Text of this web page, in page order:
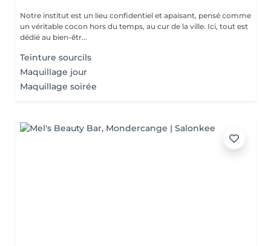
Notre institut est un lieu confidentiel et apaisant, pensé comme
un véritable cocon hors du temps, au cur de la ville. Ici, tout est
dédié au bien-êtr...
Teinture sourcils
Maquillage jour
Maquillage soirée